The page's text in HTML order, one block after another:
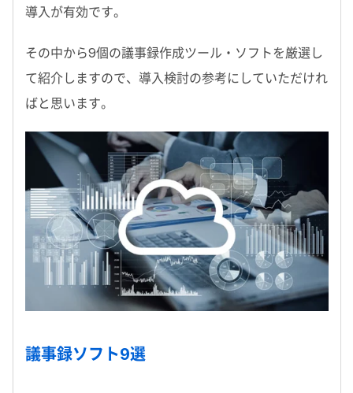
導入が有効です。
その中から9個の議事録作成ツール・ソフトを厳選し
て紹介しますので、導入検討の参考にしていただけれ
ばと思います。
議事録ソフト9選